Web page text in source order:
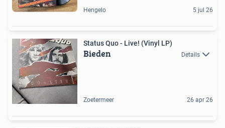
Hengelo 5 jul 26
Status Quo - Live! (Vinyl LP)
Bieden Details
Zoetermeer 26 apr 26